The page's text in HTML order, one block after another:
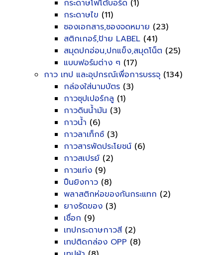
กระดาษโฟโต้บอร์ด (1)
กระดาษไข (11)
ซองเอกสาร,ซองจดหมาย (23)
สติกเกอร์,ป้าย LABEL (41)
สมุดปกอ่อน,ปกแข็ง,สมุดโน็ต (25)
แบบฟอร์มต่าง ๆ (17)
กาว เทป และอุปกรณ์เพื่อการบรรจุ (134)
กล่องใส่นามบัตร (3)
กาวซุปเปอร์กลู (1)
กาวดินน้ำมัน (3)
กาวน้ำ (6)
กาวลาเท็กซ์ (3)
กาวสารพัดประโยชน์ (6)
กาวสเปรย์ (2)
กาวแท่ง (9)
ปืนยิงกาว (8)
พลาสติกห่อของกันกระแทก (2)
ยางรัดของ (3)
เชื่อก (9)
เทปกระดาษกาวสี (2)
เทปติดกล่อง OPP (8)